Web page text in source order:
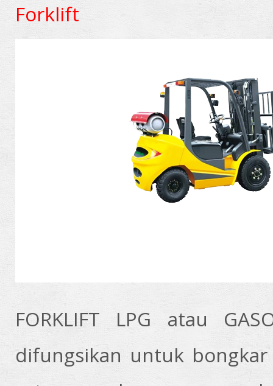
Forklift
FORKLIFT LPG atau
difungsikan untuk